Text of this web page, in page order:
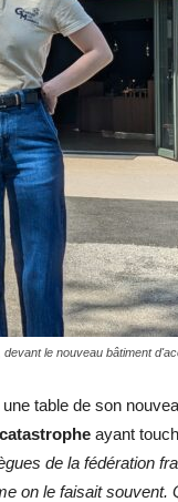
le nouveau bâtiment
table de son
ayant
de la fédération
on le faisait souvent.